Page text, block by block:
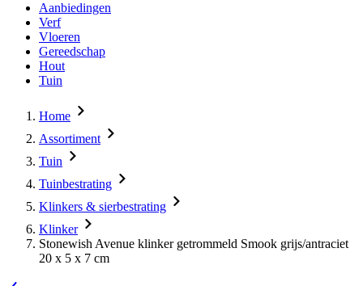
Aanbiedingen
Verf
Vloeren
Gereedschap
Hout
Tuin
Home
Assortiment
Tuin
Tuinbestrating
Klinkers & sierbestrating
Klinker
Stonewish Avenue klinker getrommeld Smook grijs/antraciet
20 x 5 x 7 cm